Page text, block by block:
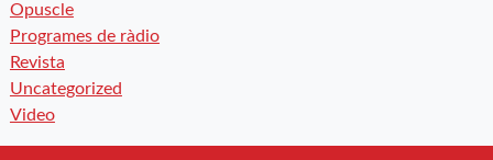
Opuscle
Programes de ràdio
Revista
Uncategorized
Video